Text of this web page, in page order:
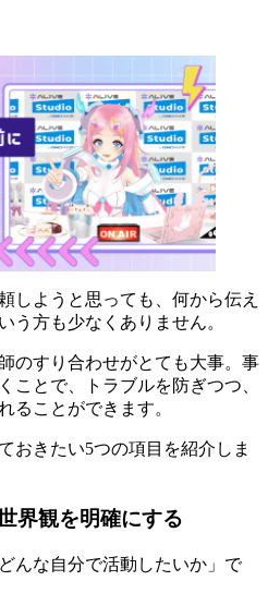
しようと思っても、何から伝え
う方も少なくありません。
のすり合わせがとても大事。事
ことで、トラブルを防ぎつつ、
ることができます。
おきたい5つの項目を紹介しま
界観を明確にする
んな自分で活動したいか」で